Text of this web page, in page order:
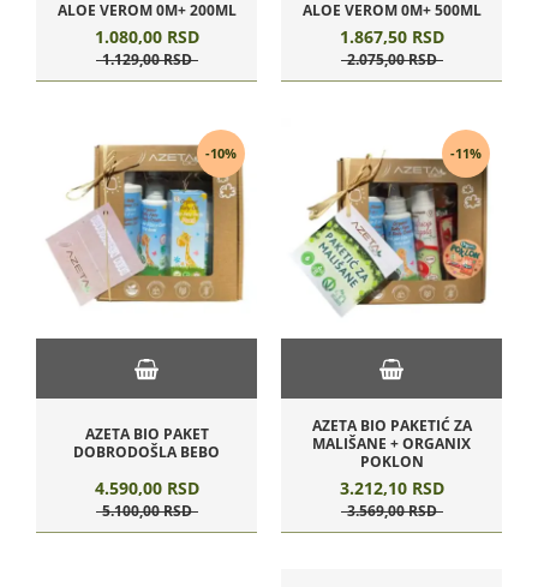
ALOE VEROM 0M+ 200ML
1.080,00 RSD
1.129,00RSD
ALOE VEROM 0M+ 500ML
1.867,50 RSD
2.075,00RSD
-10%
AZETA BIO PAKET
DOBRODOŠLA BEBO
4.590,00 RSD
5.100,00RSD
-11%
AZETA BIO PAKETIĆ ZA
MALIŠANE + ORGANIX
POKLON
3.212,10 RSD
3.569,00RSD